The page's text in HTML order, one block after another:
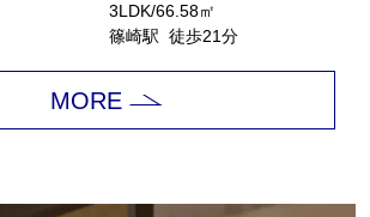
3LDK/66.58㎡
篠崎駅 徒歩21分
MORE